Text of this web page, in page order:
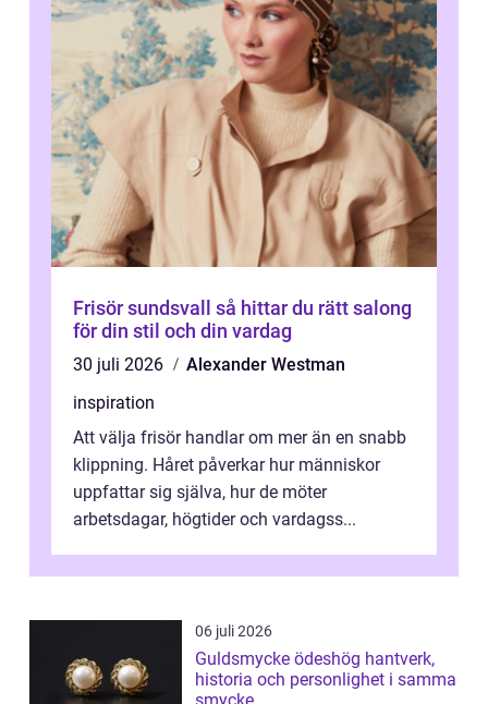
Frisör sundsvall så hittar du rätt salong
för din stil och din vardag
30 juli 2026
Alexander Westman
inspiration
Att välja frisör handlar om mer än en snabb
klippning. Håret påverkar hur människor
uppfattar sig själva, hur de möter
arbetsdagar, högtider och vardagss...
06 juli 2026
Guldsmycke ödeshög hantverk,
historia och personlighet i samma